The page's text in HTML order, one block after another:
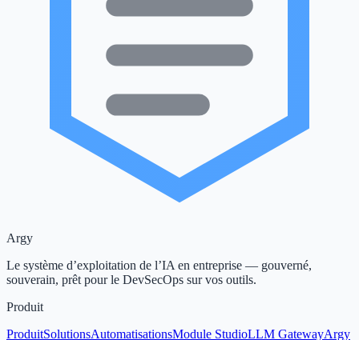
Argy
Le système d’exploitation de l’IA en entreprise — gouverné,
souverain, prêt pour le DevSecOps sur vos outils.
Produit
ProduitSolutionsAutomatisationsModule StudioLLM GatewayArgy